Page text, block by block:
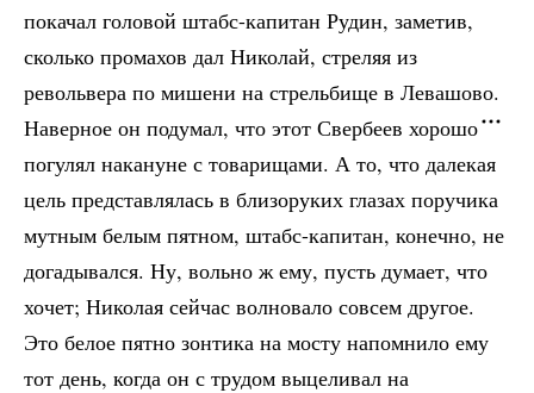
покачал головой штабс-капитан Рудин, заметив,
сколько промахов дал Николай, стреляя из
револьвера по мишени на стрельбище в Левашово.
Наверное он подумал, что этот Свербеев хорошо
погулял накануне с товарищами. А то, что далекая
цель представлялась в близоруких глазах поручика
мутным белым пятном, штабс-капитан, конечно, не
догадывался. Ну, вольно ж ему, пусть думает, что
хочет; Николая сейчас волновало совсем другое.
Это белое пятно зонтика на мосту напомнило ему
тот день, когда он с трудом выцеливал на